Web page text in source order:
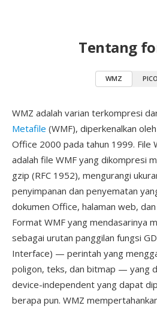
Tentang
WMZ
WMZ adalah varian terkompresi
Metafile (WMF), diperkenalkan
Office 2000 pada tahun 1999. File
adalah file WMF yang dikompresi
gzip (RFC 1952), mengurangi
penyimpanan dan penyematan
dokumen Office, halaman web,
Format WMF yang mendasarinya
sebagai urutan panggilan fungsi
Interface) — perintah yang
poligon, teks, dan bitmap — yang
device-independent yang dapat
berapa pun. WMZ